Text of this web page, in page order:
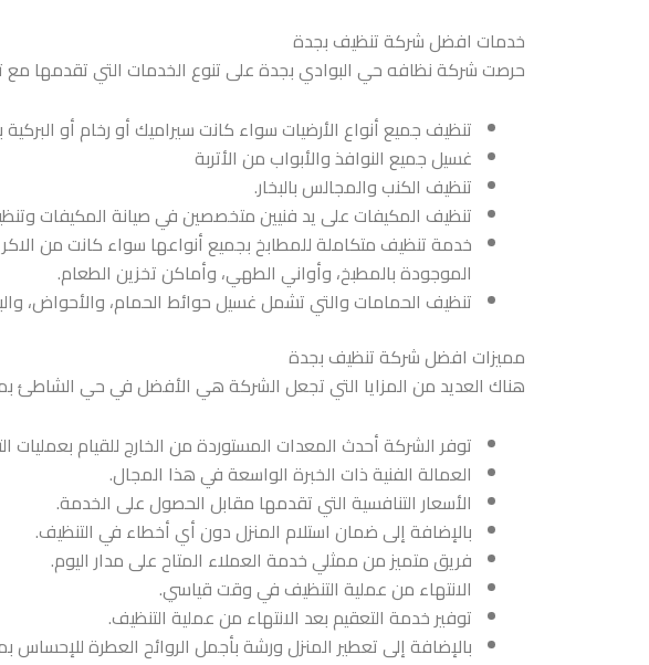
خدمات افضل شركة تنظيف بجدة
حرصت شركة نظافه حي البوادي بجدة على تنوع الخدمات التي تقدمها
تنظيف جميع أنواع الأرضيات سواء كانت سيراميك أو رخام أو
غسيل جميع النوافذ والأبواب من الأتربة
تنظيف الكنب والمجالس بالبخار.
تنظيف المكيفات على يد فنيين متخصصين في صيانة المكيفات
خدمة تنظيف متكاملة للمطابخ بجميع أنواعها سواء كانت من
الموجودة بالمطبخ، وأواني الطهي، وأماكن تخزين الطعام.
تنظيف الحمامات والتي تشمل غسيل حوائط الحمام، والأحواض،
مميزات افضل شركة تنظيف بجدة
هناك العديد من المزايا التي تجعل الشركة هي الأفضل في حي الشاطئ
توفر الشركة أحدث المعدات المستوردة من الخارج للقيام بعمليات
العمالة الفنية ذات الخبرة الواسعة في هذا المجال.
الأسعار التنافسية التي تقدمها مقابل الحصول على الخدمة.
بالإضافة إلى ضمان استلام المنزل دون أي أخطاء في التنظيف.
فريق متميز من ممثلي خدمة العملاء المتاح على مدار اليوم.
الانتهاء من عملية التنظيف في وقت قياسي.
توفير خدمة التعقيم بعد الانتهاء من عملية التنظيف.
بالإضافة إلى تعطير المنزل ورشة بأجمل الروائح العطرة للإحساس